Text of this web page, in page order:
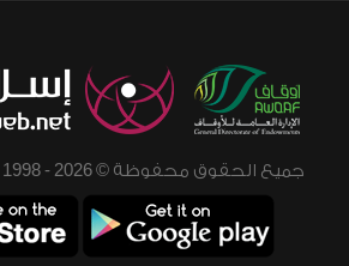
جميع الحقوق محفوظة © 2026 - 1998 لشبكة إسلام ويب